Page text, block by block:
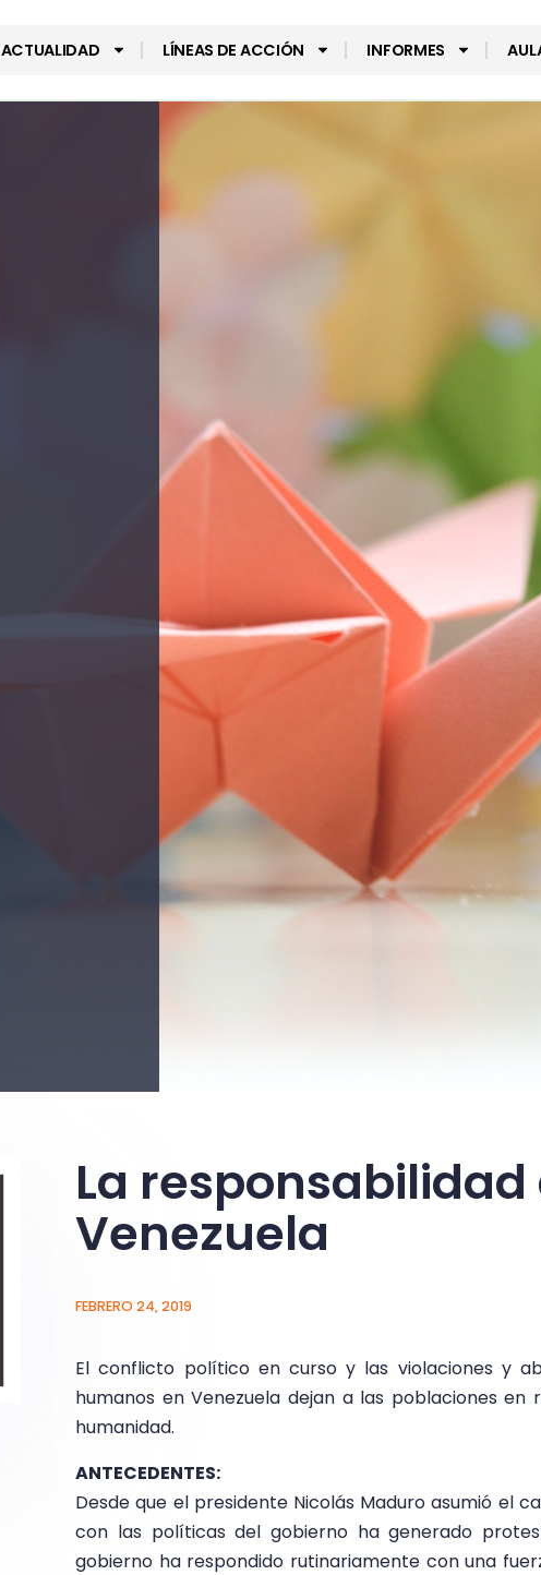
ACTUALIDAD LÍNEAS DE ACCIÓN INFORMES
La
Venezuela
FEBRERO 24, 2019
El conflicto político en curso y las violaciones y
humanos en Venezuela dejan a las poblaciones
humanidad.
ANTECEDENTES:
Desde que el presidente Nicolás Maduro asumió el
con las políticas del gobierno ha generado
gobierno ha respondido rutinariamente con una